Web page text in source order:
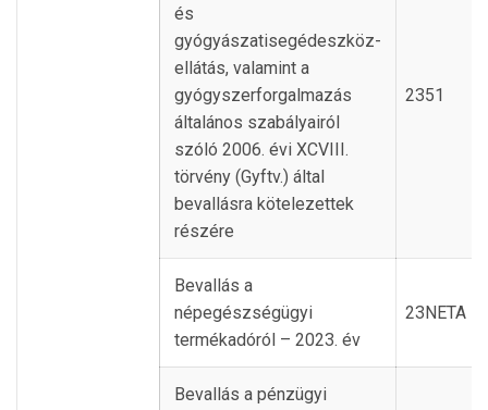
és
gyógyászatisegédeszköz-
ellátás, valamint a
gyógyszerforgalmazás
általános szabályairól
szóló 2006. évi XCVIII.
törvény (Gyftv.) által
bevallásra kötelezettek
részére
2351
Bevallás a
népegészségügyi
termékadóról – 2023. év
23NETA
Bevallás a pénzügyi